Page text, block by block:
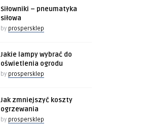
Siłowniki – pneumatyka
siłowa
by prospersklep
Jakie lampy wybrać do
oświetlenia ogrodu
by prospersklep
Jak zmniejszyć koszty
ogrzewania
by prospersklep